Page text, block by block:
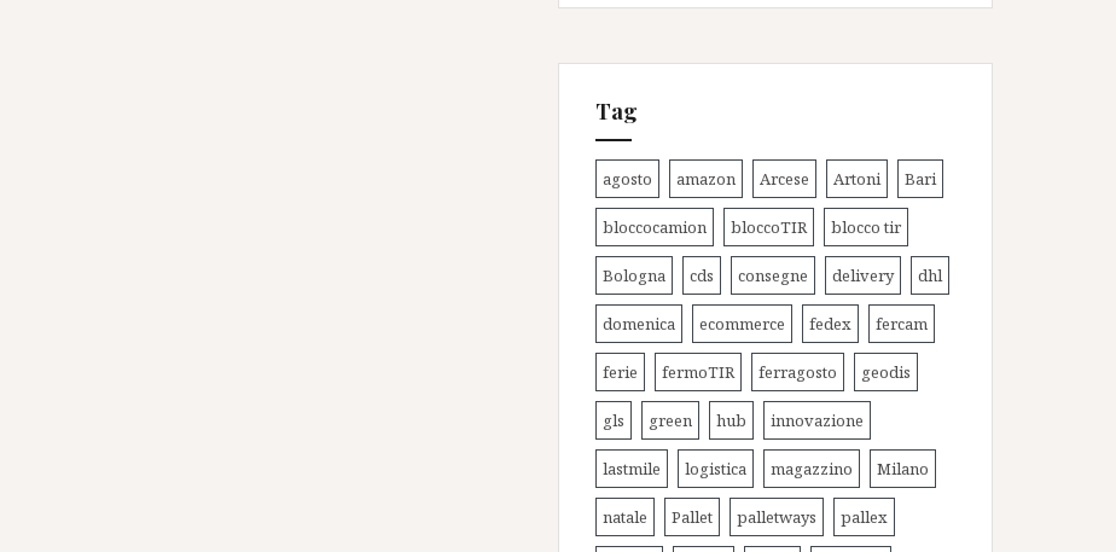
Tag
agosto amazon Arcese Artoni Bari
bloccocamion bloccoTIR blocco tir
Bologna cds consegne delivery dhl
domenica ecommerce fedex fercam
ferie fermoTIR ferragosto geodis
gls green hub innovazione
lastmile logistica magazzino Milano
natale Pallet palletways pallex